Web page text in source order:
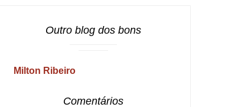
Outro blog dos bons
Milton Ribeiro
Comentários